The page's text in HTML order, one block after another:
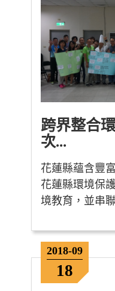
跨界整合
次...
花蓮縣蘊含豐
花蓮縣環境保
境教育，並串
2018-09
18